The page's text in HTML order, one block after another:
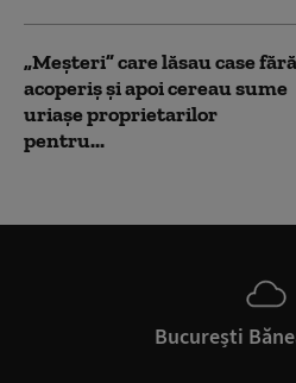
„Meșteri” care lăsau case fără
acoperiș și apoi cereau sume
uriașe proprietarilor
pentru...
București